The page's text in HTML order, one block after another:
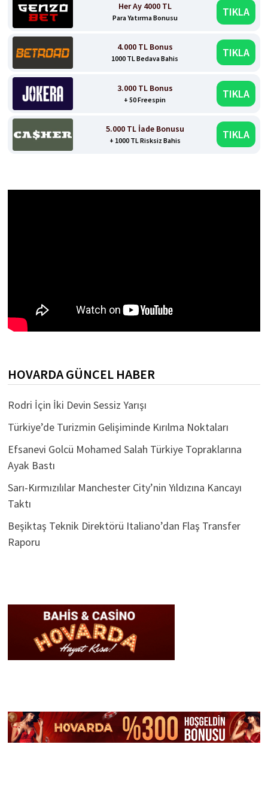
Her Ay 4000 TL
Para Yatırma Bonusu TIKLA
4.000 TL Bonus
1000 TL Bedava Bahis TIKLA
3.000 TL Bonus
+ 50 Freespin TIKLA
5.000 TL İade Bonusu
+ 1000 TL Risksiz Bahis TIKLA
HOVARDA GÜNCEL HABER
Rodri İçin İki Devin Sessiz Yarışı
Türkiye’de Turizmin Gelişiminde Kırılma Noktaları
Efsanevi Golcü Mohamed Salah Türkiye Topraklarına
Ayak Bastı
Sarı-Kırmızılılar Manchester City’nin Yıldızına Kancayı
Taktı
Beşiktaş Teknik Direktörü Italiano’dan Flaş Transfer
Raporu